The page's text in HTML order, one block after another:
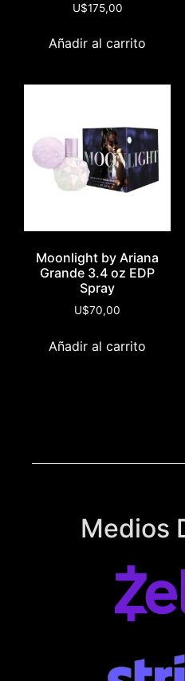
U$175,00
Añadir al carrito
Moonlight by Ariana
Grande 3.4 oz EDP
Spray
U$70,00
Añadir al carrito
Medios